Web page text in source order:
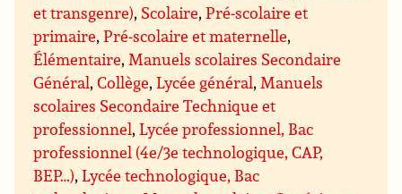
et transgenre), Scolaire,Pré-scolaire et
primaire,Pré-scolaire et maternelle,
Élémentaire, Manuels scolaires Secondaire
Général,Collège,Lycée général, Manuels
scolaires Secondaire Technique et
professionnel,Lycée professionnel, Bac
professionnel (4e/3e technologique, CAP,
BEP…),Lycée technologique, Bac